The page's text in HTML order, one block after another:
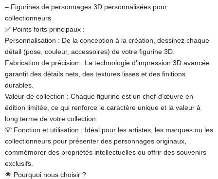
– Figurines de personnages 3D personnalisées pour
collectionneurs
✅ Points forts principaux :
Personnalisation : De la conception à la création, dessinez chaque
détail (pose, couleur, accessoires) de votre figurine 3D.
Fabrication de précision : La technologie d'impression 3D avancée
garantit des détails nets, des textures lisses et des finitions
durables.
Valeur de collection : Chaque figurine est un chef-d’œuvre en
édition limitée, ce qui renforce le caractère unique et la valeur à
long terme de votre collection.
💡 Fonction et utilisation : Idéal pour les artistes, les marques ou les
collectionneurs pour présenter des personnages originaux,
commémorer des propriétés intellectuelles ou offrir des souvenirs
exclusifs.
🌟 Pourquoi nous choisir ?